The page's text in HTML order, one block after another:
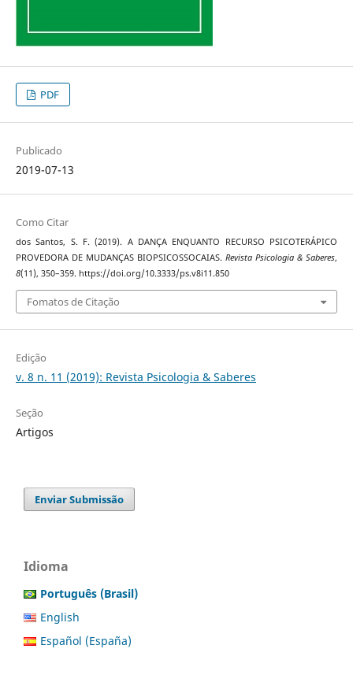
PDF
Publicado
2019-07-13
Como Citar
dos Santos, S. F. (2019). A DANÇA ENQUANTO RECURSO PSICOTERÁPICO
PROVEDORA DE MUDANÇAS BIOPSICOSSOCAIAS.Revista Psicologia & Saberes,
8(11), 350–359. https://doi.org/10.3333/ps.v8i11.850
Fomatos de Citação
Edição
v. 8 n. 11 (2019): Revista Psicologia & Saberes
Seção
Artigos
Enviar Submissão
Idioma
Português (Brasil)
English
Español (España)